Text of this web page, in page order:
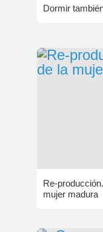
Dormir
Re-
mujer madura